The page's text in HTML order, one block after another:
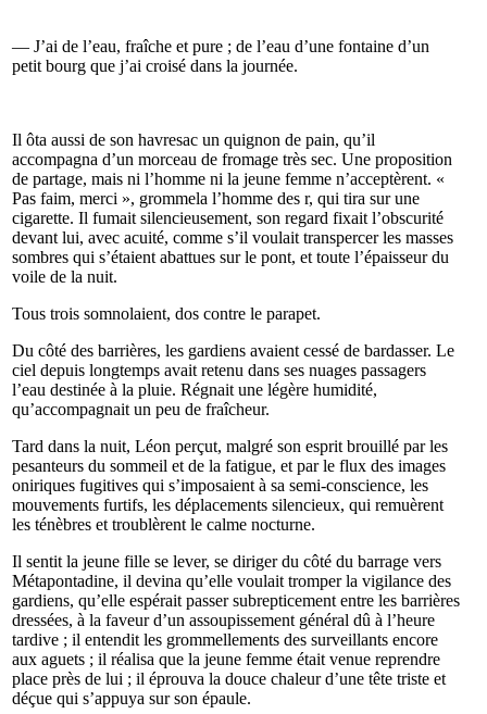
— J’ai de l’eau, fraîche et pure ; de l’eau d’une fontaine d’un
petit bourg que j’ai croisé dans la journée.
Il ôta aussi de son havresac un quignon de pain, qu’il
accompagna d’un morceau de fromage très sec. Une proposition
de partage, mais ni l’homme ni la jeune femme n’acceptèrent. «
Pas faim, merci », grommela l’homme des r, qui tira sur une
cigarette. Il fumait silencieusement, son regard fixait l’obscurité
devant lui, avec acuité, comme s’il voulait transpercer les masses
sombres qui s’étaient abattues sur le pont, et toute l’épaisseur du
voile de la nuit.
Tous trois somnolaient, dos contre le parapet.
Du côté des barrières, les gardiens avaient cessé de bardasser. Le
ciel depuis longtemps avait retenu dans ses nuages passagers
l’eau destinée à la pluie. Régnait une légère humidité,
qu’accompagnait un peu de fraîcheur.
Tard dans la nuit, Léon perçut, malgré son esprit brouillé par les
pesanteurs du sommeil et de la fatigue, et par le flux des images
oniriques fugitives qui s’imposaient à sa semi-conscience, les
mouvements furtifs, les déplacements silencieux, qui remuèrent
les ténèbres et troublèrent le calme nocturne.
Il sentit la jeune fille se lever, se diriger du côté du barrage vers
Métapontadine, il devina qu’elle voulait tromper la vigilance des
gardiens, qu’elle espérait passer subrepticement entre les barrières
dressées, à la faveur d’un assoupissement général dû à l’heure
tardive ; il entendit les grommellements des surveillants encore
aux aguets ; il réalisa que la jeune femme était venue reprendre
place près de lui ; il éprouva la douce chaleur d’une tête triste et
déçue qui s’appuya sur son épaule.